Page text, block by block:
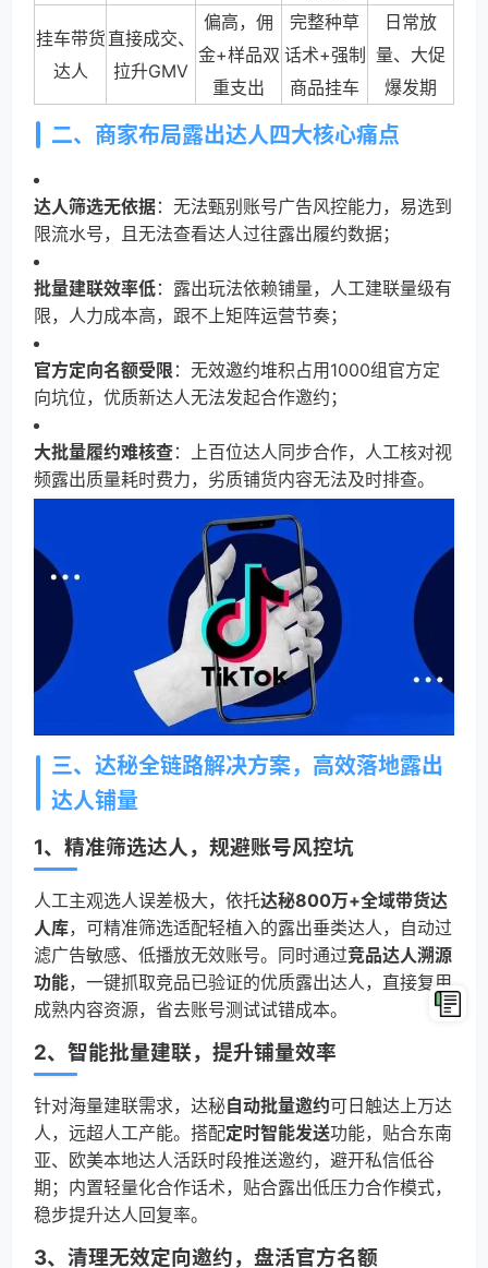
挂车带货
达人
直接成交、
拉升GMV
偏高，佣
金+样品双
重支出
完整种草
话术+强制
商品挂车
日常放
量、大促
爆发期
二、商家布局露出达人四大核心痛点
达人筛选无依据：无法甄别账号广告风控能力，易选到
限流水号，且无法查看达人过往露出履约数据；
批量建联效率低：露出玩法依赖铺量，人工建联量级有
限，人力成本高，跟不上矩阵运营节奏；
官方定向名额受限 ：无效邀约堆积占用1000组官方定
向坑位，优质新达人无法发起合作邀约；
大批量履约难核查：上百位达人同步合作，人工核对视
频露出质量耗时费力，劣质铺货内容无法及时排查。
三、达秘全链路解决方案，高效落地露出
达人铺量
1、精准筛选达人，规避账号风控坑
人工主观选人误差极大，依托达秘800万+全域带货达
人库，可精准筛选适配轻植入的露出垂类达人，自动过
滤广告敏感、低播放无效账号。同时通过竞品达人溯源
功能，一键抓取竞品已验证的优质露出达人，直接复用
成熟内容资源，省去账号测试试错成本。
2、智能批量建联，提升铺量效率
针对海量建联需求，达秘自动批量邀约可日触达上万达
人，远超人工产能。搭配定时智能发送功能，贴合东南
亚、欧美本地达人活跃时段推送邀约，避开私信低谷
期；内置轻量化合作话术，贴合露出低压力合作模式，
稳步提升达人回复率。
3、清理无效定向邀约，盘活官方名额